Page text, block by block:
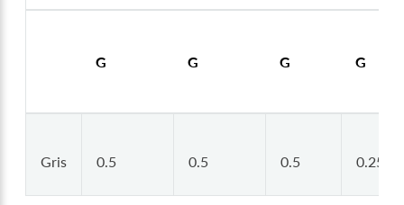
G G G G
Gris 0.5 0.5 0.5 0.25